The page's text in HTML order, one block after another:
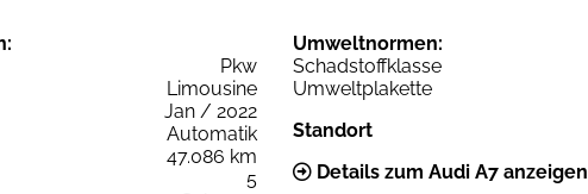
Pkw
Limousine
Jan / 2022
Automatik
47.086 km
5
Umweltnormen:
Schadstoffklasse
Umweltplakette
Standort
Details zum Audi A7 anzeigen